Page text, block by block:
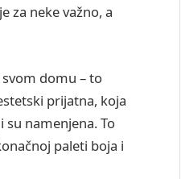
za neke važno, a
domu – to
prijatna, koja
namenjena. To
paleti boja i